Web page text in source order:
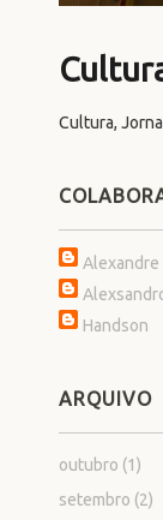
Cultura,
Alexandre
Handson
ARQUIVO
outubro (1)
setembro (2)